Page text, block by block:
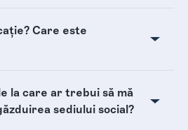
Care este
la care ar trebui să mă
sediului social?